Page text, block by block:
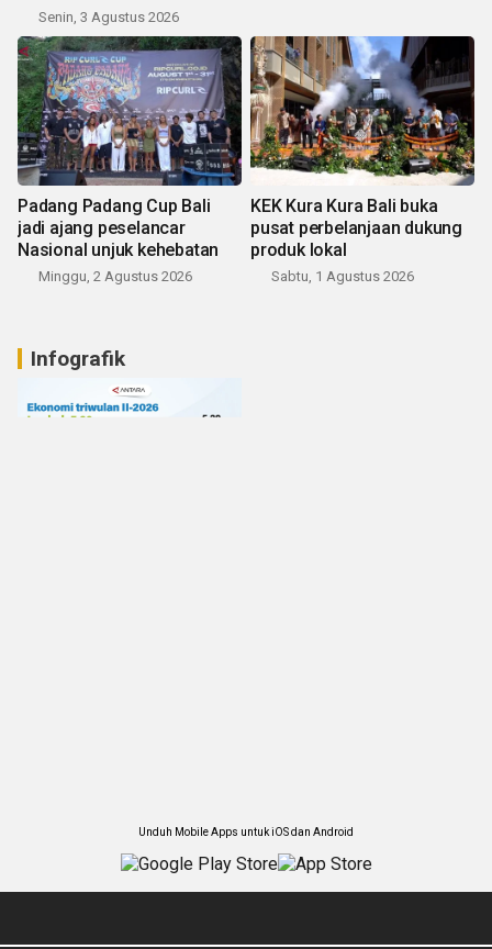
Senin, 3 Agustus 2026
Padang Padang Cup Bali
jadi ajang peselancar
Nasional unjuk kehebatan
Minggu, 2 Agustus 2026
KEK Kura Kura Bali buka
pusat perbelanjaan dukung
produk lokal
Sabtu, 1 Agustus 2026
Infografik
Unduh Mobile Apps untuk iOS dan Android